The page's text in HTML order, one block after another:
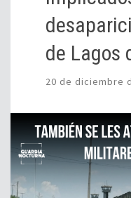
de Lagos
20 de diciembre